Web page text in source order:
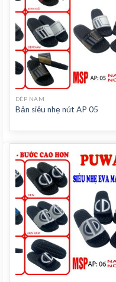
DÉP NAM
Bản siêu nhẹ nút AP 05